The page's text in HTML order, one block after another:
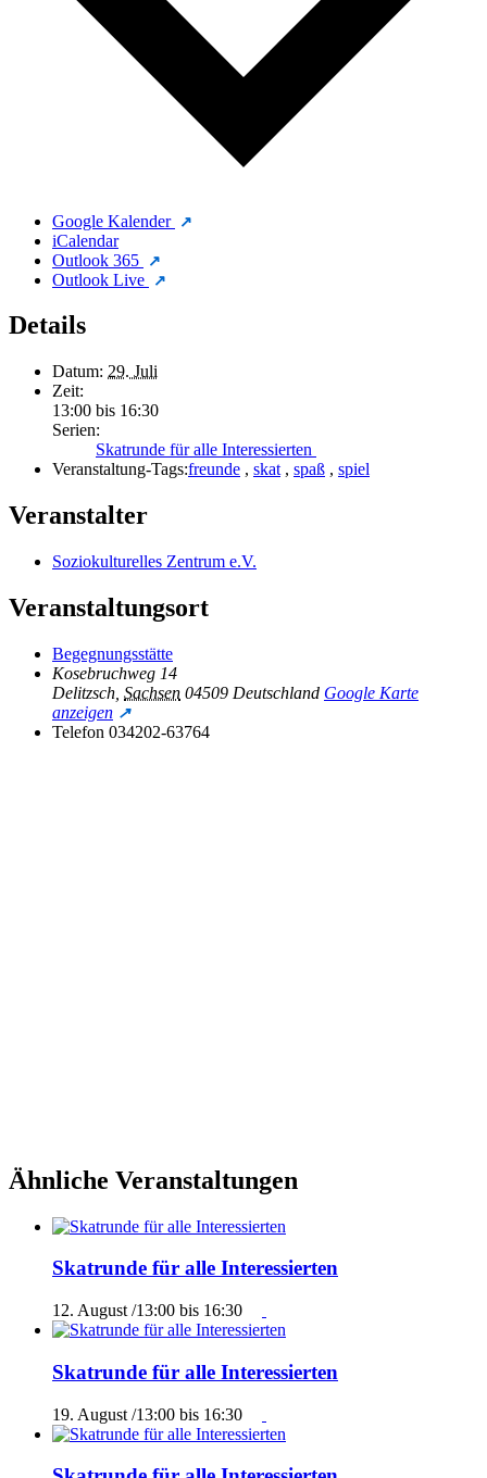
Google Kalender
iCalendar
Outlook 365
Outlook Live
Details
Datum: 29. Juli
Zeit:
13:00 bis 16:30
Serien:
Skatrunde für alle Interessierten
Veranstaltung-Tags:freunde , skat , spaß , spiel
Veranstalter
Soziokulturelles Zentrum e.V.
Veranstaltungsort
Begegnungsstätte
Kosebruchweg 14
Delitzsch Sachsen 04509 Deutschland Google Karte
anzeigen
Telefon 034202-63764
Ähnliche Veranstaltungen
Skatrunde für alle Interessierten
12. August /13:00 bis 16:30
Skatrunde für alle Interessierten
19. August /13:00 bis 16:30